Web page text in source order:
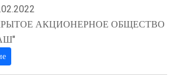
АКЦИОНЕРНОЕ ОБЩЕСТВО